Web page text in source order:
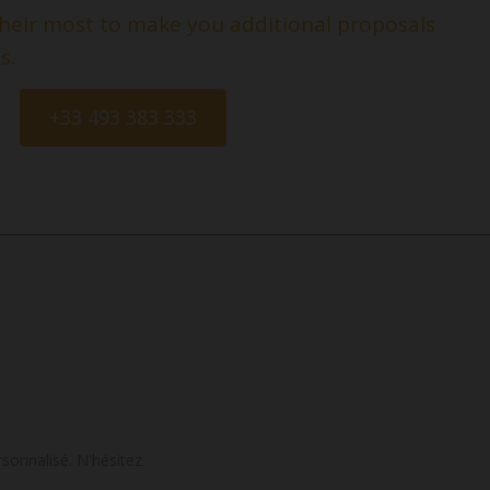
most to make you additional proposals
+33 493 383 333